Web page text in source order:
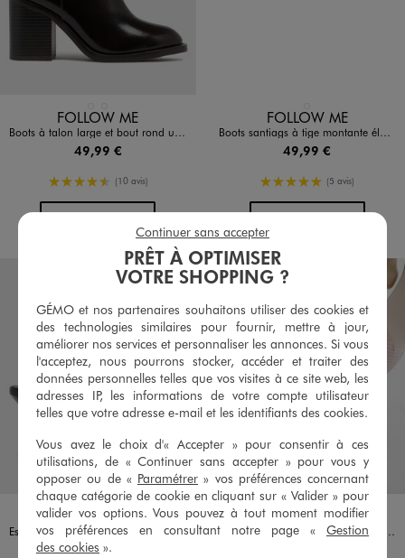
Disponible en 2 coloris
FOLLOW ME
Boots à talon large et bout rond unies femme
49,99 €
4.5/5 de moyenne
(10 avis)
AJOUTERAU PANIER
Disponible en 1 coloris
FOLLOW ME
Boots santiags à tige montante élastiquée femme
49,99 €
5/5 de moyenne
(5 avis)
AJOUTERAU PANIER
Disponible en 2 coloris
NOIR STANDARD
ROUGE FONCE
FOLLOW ME
Escarpins slingback vernis à talon fin et détails ajourés - Follow Me
34,99 €
Disponible en 1 coloris
BEIGE
FOLLOW ME
Escarpins slingback en matière embossée femme - Follow Me
PRÊT À OPTIMISER
VOTRE SHOPPING ?
GÉMO et nos partenaires souhaitons utiliser des cookies et
des technologies similaires pour fournir, mettre à jour,
améliorer nos services et personnaliser les annonces. Si vous
l'acceptez, nous pourrons stocker, accéder et traiter des
données personnelles telles que vos visites à ce site web, les
adresses IP, les informations de votre compte utilisateur
telles que votre adresse e-mail et les identifiants des cookies.
Vous avez le choix d'« Accepter » pour consentir à ces
utilisations, de « Continuer sans accepter » pour vous y
opposer ou de « Paramétrer » vos préférences concernant
chaque catégorie de cookie en cliquant sur « Valider » pour
valider vos options. Vous pouvez à tout moment modifier
vos préférences en consultant notre page « Gestion
des cookies ».
Continuer sans accepter